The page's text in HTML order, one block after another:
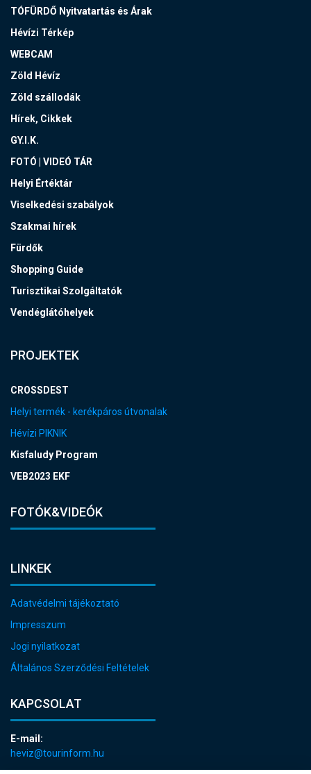
TÓFÜRDŐ Nyitvatartás és Árak
Hévízi Térkép
WEBCAM
Zöld Hévíz
Zöld szállodák
Hírek, Cikkek
GY.I.K.
FOTÓ | VIDEÓ TÁR
Helyi Értéktár
Viselkedési szabályok
Szakmai hírek
Fürdők
Shopping Guide
Turisztikai Szolgáltatók
Vendéglátóhelyek
PROJEKTEK
CROSSDEST
Helyi termék - kerékpáros útvonalak
Hévízi PIKNIK
Kisfaludy Program
VEB2023 EKF
FOTÓK&VIDEÓK
LINKEK
Adatvédelmi tájékoztató
Impresszum
Jogi nyilatkozat
Általános Szerződési Feltételek
KAPCSOLAT
E-mail:
heviz@tourinform.hu